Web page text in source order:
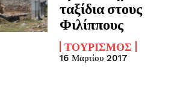
ταξίδια στους
Φιλίππους
ΤΟΥΡΙΣΜΌΣ
16 Μαρτίου 2017